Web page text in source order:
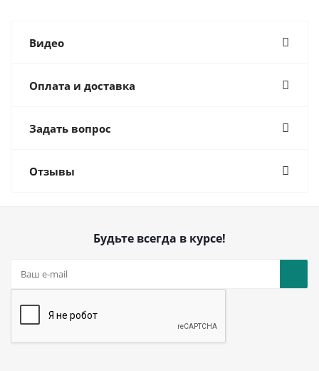
Видео
Оплата и доставка
Задать вопрос
Отзывы
Будьте всегда в курсе!